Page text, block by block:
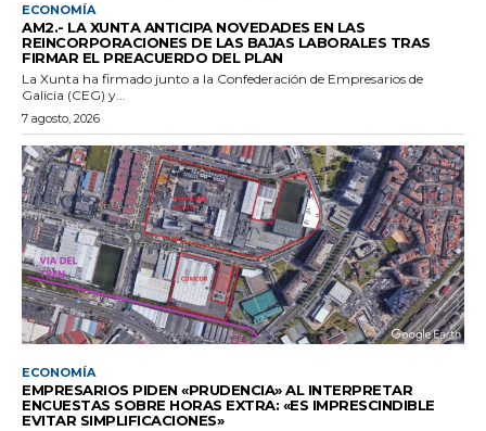
ECONOMÍA
AM2.- LA XUNTA ANTICIPA NOVEDADES EN LAS
REINCORPORACIONES DE LAS BAJAS LABORALES TRAS
FIRMAR EL PREACUERDO DEL PLAN
La Xunta ha firmado junto a la Confederación de Empresarios de
Galicia (CEG) y...
7 agosto, 2026
ECONOMÍA
EMPRESARIOS PIDEN «PRUDENCIA» AL INTERPRETAR
ENCUESTAS SOBRE HORAS EXTRA: «ES IMPRESCINDIBLE
EVITAR SIMPLIFICACIONES»